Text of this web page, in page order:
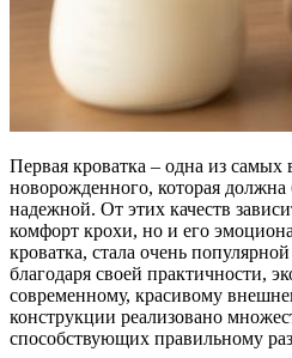
Первая кроватка – одна из
новорожденного, которая
надежной. От этих качеств
комфорт крохи, но и его
кроватка, стала очень
благодаря своей практичности,
современному, красивому
конструкции реализовано
способствующих правильному